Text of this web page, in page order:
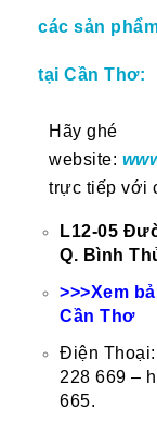
các sản
tại Cần Thơ:
Hãy ghé
website:
trực tiếp với
L12-05
Q. Bình
>>>Xem
Cần Thơ
Điện
228 669 –
665.